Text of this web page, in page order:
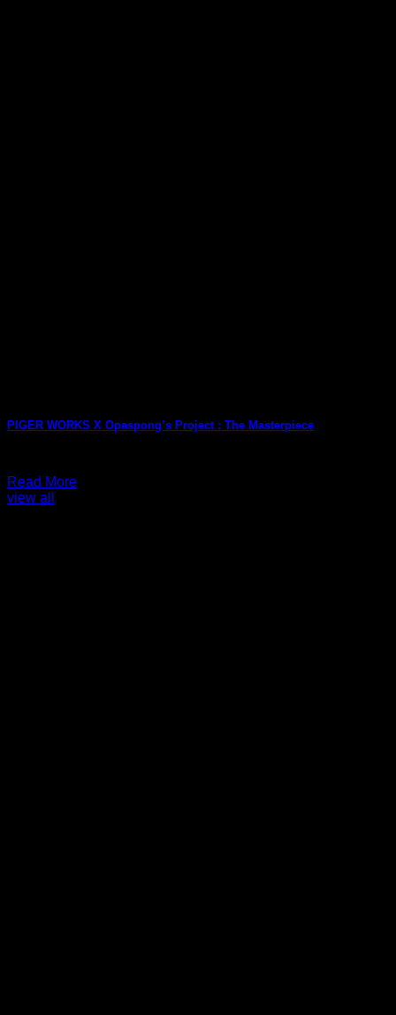
PIGER WORKS X Opaspong’s Project : The Masterpiece
Read More
view all